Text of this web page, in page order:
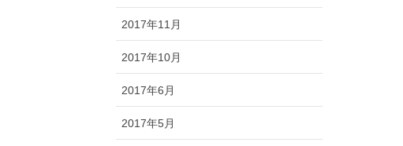
2017年11月
2017年10月
2017年6月
2017年5月